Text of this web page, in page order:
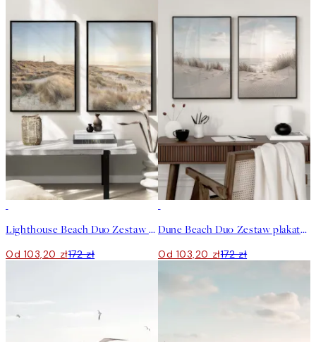
Lighthouse Beach Duo Zestaw plakatów
Od 103,20 zł172 zł
Dune Beach Duo Zestaw plakatów
Od 103,20 zł172 zł